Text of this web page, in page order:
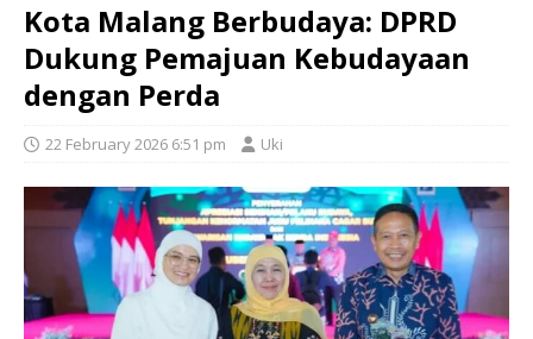
Kota Malang Berbudaya: DPRD
Dukung Pemajuan Kebudayaan
dengan Perda
22 February 2026 6:51 pm Uki